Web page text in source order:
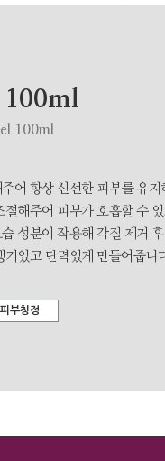
100ml
100ml
어 항상 신선한 피부를 유지
해주어 피부가 호흡할 수
성분이 작용해 각질 제거
있고 탄력있게 만들어줍니
피부청정